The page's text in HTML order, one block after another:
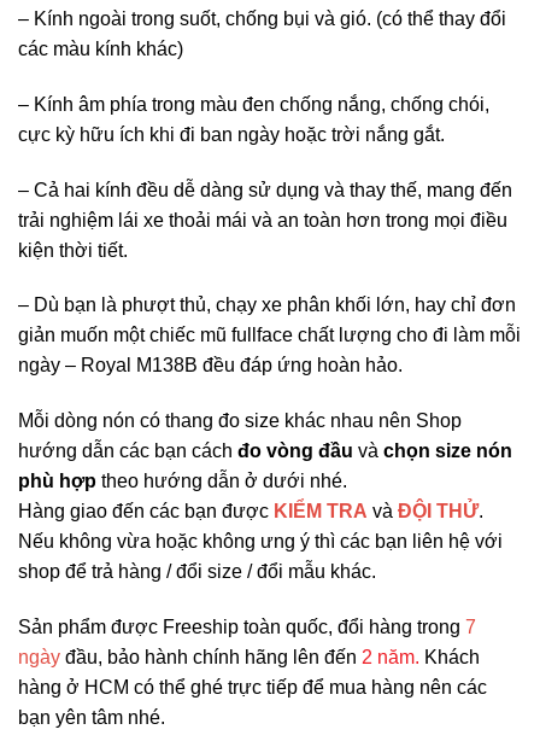
– Kính ngoài trong suốt, chống bụi và gió. (có thể thay đổi
các màu kính khác)
– Kính âm phía trong màu đen chống nắng, chống chói,
cực kỳ hữu ích khi đi ban ngày hoặc trời nắng gắt.
– Cả hai kính đều dễ dàng sử dụng và thay thế, mang đến
trải nghiệm lái xe thoải mái và an toàn hơn trong mọi điều
kiện thời tiết.
– Dù bạn là phượt thủ, chạy xe phân khối lớn, hay chỉ đơn
giản muốn một chiếc mũ fullface chất lượng cho đi làm mỗi
ngày – Royal M138B đều đáp ứng hoàn hảo.
Mỗi dòng nón có thang đo size khác nhau nên Shop
hướng dẫn các bạn cách đo vòng đầu và chọn size nón
phù hợp theo hướng dẫn ở dưới nhé.
Hàng giao đến các bạn được KIỂM TRA và ĐỘI THỬ.
Nếu không vừa hoặc không ưng ý thì các bạn liên hệ với
shop để trả hàng / đổi size / đổi mẫu khác.
Sản phẩm được Freeship toàn quốc, đổi hàng trong 7
ngày đầu, bảo hành chính hãng lên đến 2 năm. Khách
hàng ở HCM có thể ghé trực tiếp để mua hàng nên các
bạn yên tâm nhé.